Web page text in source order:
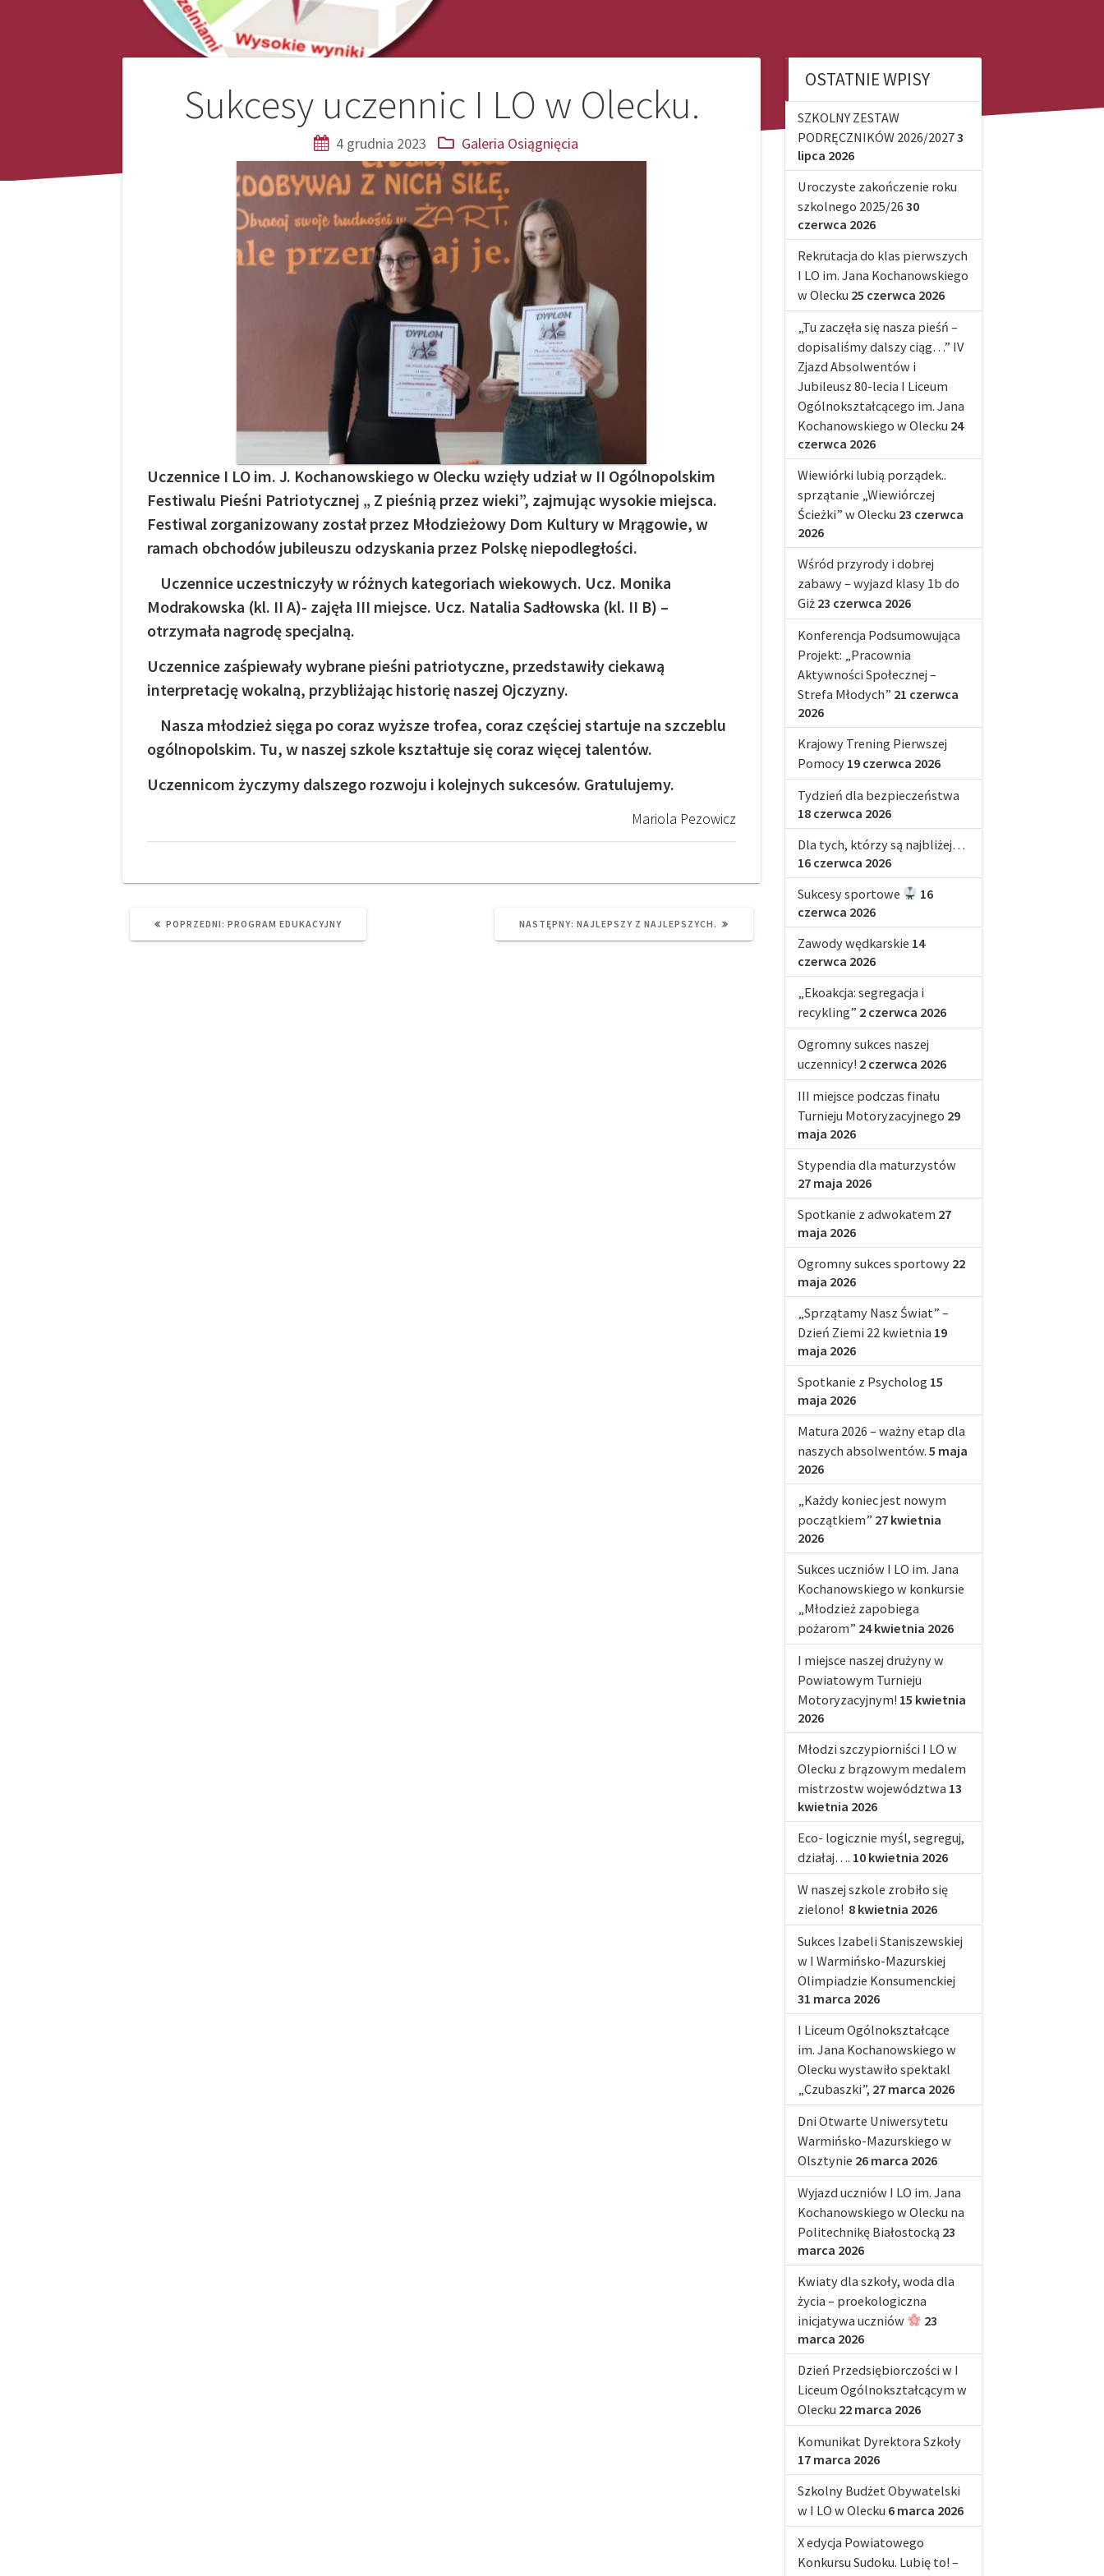
Sukcesy uczennic I LO w Olecku.
4 grudnia 2023 Galeria Osiągnięcia
Uczennice I LO im. J. Kochanowskiego w Olecku wzięły udział w II Ogólnopolskim
Festiwalu Pieśni Patriotycznej „ Z pieśnią przez wieki”, zajmując wysokie miejsca.
Festiwal zorganizowany został przez Młodzieżowy Dom Kultury w Mrągowie, w
ramach obchodów jubileuszu odzyskania przez Polskę niepodległości.
Uczennice uczestniczyły w różnych kategoriach wiekowych. Ucz. Monika
Modrakowska (kl. II A)- zajęła III miejsce. Ucz. Natalia Sadłowska (kl. II B) –
otrzymała nagrodę specjalną.
Uczennice zaśpiewały wybrane pieśni patriotyczne, przedstawiły ciekawą
interpretację wokalną, przybliżając historię naszej Ojczyzny.
Nasza młodzież sięga po coraz wyższe trofea, coraz częściej startuje na szczeblu
ogólnopolskim. Tu, w naszej szkole kształtuje się coraz więcej talentów.
Uczennicom życzymy dalszego rozwoju i kolejnych sukcesów. Gratulujemy.
Mariola Pezowicz
Nawigacja
POPRZEDNI: PREVIOUS
PROGRAM EDUKACYJNY NASTĘPNY: NEXT
NAJLEPSZY Z NAJLEPSZYCH.
OSTATNIE WPISY
SZKOLNY ZESTAW
PODRĘCZNIKÓW 2026/20273
lipca 2026
Uroczyste zakończenie roku
szkolnego 2025/26 30
czerwca 2026
Rekrutacja do klas pierwszych
I LO im. Jana Kochanowskiego
w Olecku 25 czerwca 2026
„Tu zaczęła się nasza pieśń –
dopisaliśmy dalszy ciąg…” IV
Zjazd Absolwentów i
Jubileusz 80-lecia I Liceum
Ogólnokształcącego im. Jana
Kochanowskiego w Olecku 24
czerwca 2026
Wiewiórki lubią porządek..
sprzątanie „Wiewiórczej
Ścieżki” w Olecku 23 czerwca
2026
Wśród przyrody i dobrej
zabawy – wyjazd klasy 1b do
Giż 23 czerwca 2026
Konferencja Podsumowująca
Projekt: „Pracownia
Aktywności Społecznej –
Strefa Młodych” 21 czerwca
2026
Krajowy Trening Pierwszej
Pomocy 19 czerwca 2026
Tydzień dla bezpieczeństwa
18 czerwca 2026
Dla tych, którzy są najbliżej…
16 czerwca 2026
Sukcesy sportowe
16
czerwca 2026
Zawody wędkarskie 14
czerwca 2026
„Ekoakcja: segregacja i
recykling” 2 czerwca 2026
Ogromny sukces naszej
uczennicy! 2 czerwca 2026
III miejsce podczas finału
Turnieju Motoryzacyjnego 29
maja 2026
Stypendia dla maturzystów
27 maja 2026
Spotkanie z adwokatem 27
maja 2026
Ogromny sukces sportowy 22
maja 2026
„Sprzątamy Nasz Świat” –
Dzień Ziemi 22 kwietnia 19
maja 2026
Spotkanie z Psycholog 15
maja 2026
Matura 2026 – ważny etap dla
naszych absolwentów. 5 maja
2026
„Każdy koniec jest nowym
początkiem” 27 kwietnia
2026
Sukces uczniów I LO im. Jana
Kochanowskiego w konkursie
„Młodzież zapobiega
pożarom” 24 kwietnia 2026
I miejsce naszej drużyny w
Powiatowym Turnieju
Motoryzacyjnym! 15 kwietnia
2026
Młodzi szczypiorniści I LO w
Olecku z brązowym medalem
mistrzostw województwa 13
kwietnia 2026
Eco- logicznie myśl, segreguj,
działaj…. 10 kwietnia 2026
W naszej szkole zrobiło się
zielono! 8 kwietnia 2026
Sukces Izabeli Staniszewskiej
w I Warmińsko-Mazurskiej
Olimpiadzie Konsumenckiej
31 marca 2026
I Liceum Ogólnokształcące
im. Jana Kochanowskiego w
Olecku wystawiło spektakl
„Czubaszki”, 27 marca 2026
Dni Otwarte Uniwersytetu
Warmińsko-Mazurskiego w
Olsztynie 26 marca 2026
Wyjazd uczniów I LO im. Jana
Kochanowskiego w Olecku na
Politechnikę Białostocką 23
marca 2026
Kwiaty dla szkoły, woda dla
życia – proekologiczna
inicjatywa uczniów
23
marca 2026
Dzień Przedsiębiorczości w I
Liceum Ogólnokształcącym w
Olecku 22 marca 2026
Komunikat Dyrektora Szkoły
17 marca 2026
Szkolny Budżet Obywatelski
w I LO w Olecku 6 marca 2026
X edycja Powiatowego
Konkursu Sudoku. Lubię to! –